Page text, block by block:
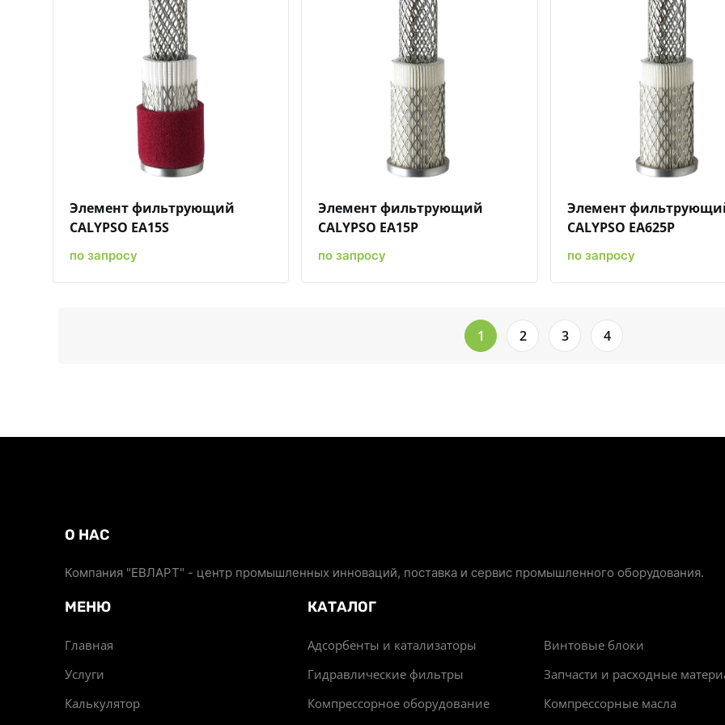
Быстрый просмотрДобавить к сравнению
Элемент фильтрующий
CALYPSO EA15S
по запросу
Быстрый просмотрДобавить к сравнению
Элемент фильтрующий
CALYPSO EA15P
по запросу
Быстрый просмотр
Добавить к
Элемент
CALYPSO EA625P
по запросу
1 2 3 4
О НАС
Компания "ЕВЛАРТ" - центр промышленных инноваций, поставка и сервис промышленного оборудования.
МЕНЮ
Главная
Услуги
Калькулятор
КАТАЛОГ
Адсорбенты и катализаторы
Винтовые блоки
Гидравлические фильтры
Запчасти и расходные
Компрессорное оборудование
Компрессорные масла